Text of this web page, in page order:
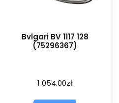
Bvlgari BV 1117 128
(75296367)
1 054.00zł